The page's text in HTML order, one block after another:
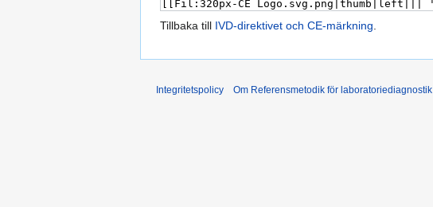
Tillbaka till IVD-direktivet och CE-märkning.
Integritetspolicy Om Referensmetodik för laboratoriediagnostik